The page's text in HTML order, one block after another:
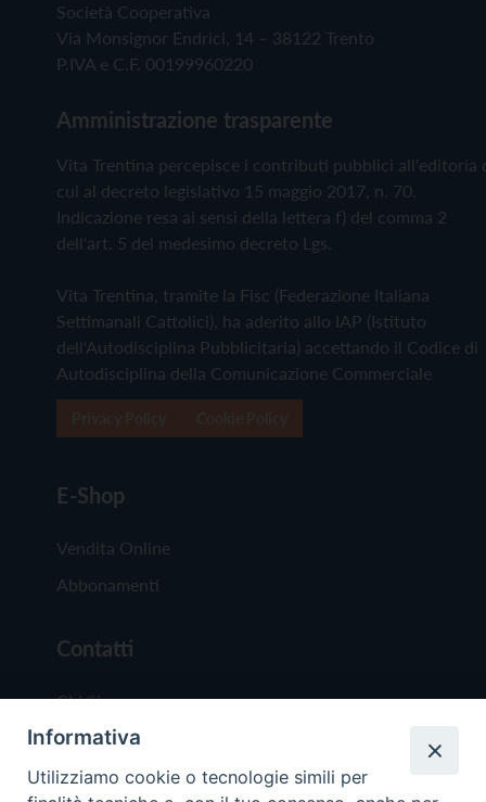
Società Cooperativa
Via Monsignor Endrici, 14 – 38122 Trento
P.IVA e C.F. 00199960220
Amministrazione trasparente
Vita Trentina percepisce i contributi pubblici all'editoria
cui al decreto legislativo 15 maggio 2017, n. 70.
Indicazione resa ai sensi della lettera f) del comma 2
dell'art. 5 del medesimo decreto Lgs.
Vita Trentina, tramite la Fisc (Federazione Italiana
Settimanali Cattolici), ha aderito allo IAP (Istituto
dell'Autodisciplina Pubblicitaria) accettando il Codice di
Autodisciplina della Comunicazione Commerciale
E-Shop
Vendita Online
Abbonamenti
Contatti
Chi Siamo
Redazione
Scrivici
Informativa
Utilizziamo cookie o tecnologie simili per